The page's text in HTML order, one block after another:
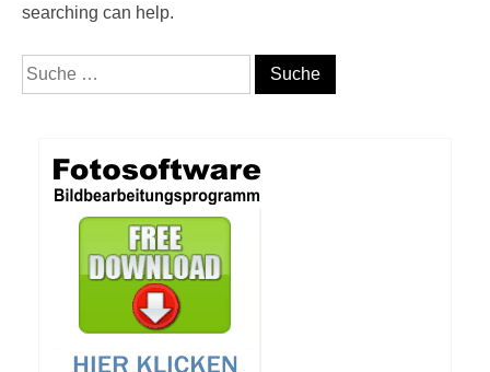
searching can help.
Suche nach: